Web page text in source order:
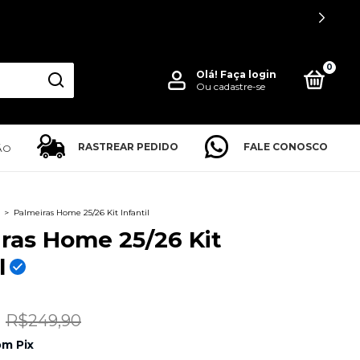
Olá! Faça login
Ou cadastre-se
0
RASTREAR PEDIDO FALE CONOSCO
> Palmeiras Home 25/26 Kit Infantil
Home 25/26 Kit
R$249,90
Pix